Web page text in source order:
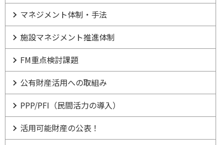
マネジメント体制・手法
施設マネジメント推進体制
FM重点検討課題
公有財産活用への取組み
PPP/PFI（民間活力の導入）
活用可能財産の公表！